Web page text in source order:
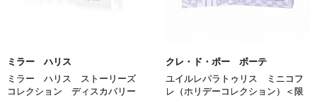
ミラー ハリス
ミラー ハリス ストーリーズ
コレクション ディスカバリー
クレ・ド・ポー ボーテ
ユイルレパラトゥリス ミニコフ
レ（ホリデーコレクション）＜限